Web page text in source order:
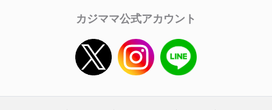
カジママ公式アカウント